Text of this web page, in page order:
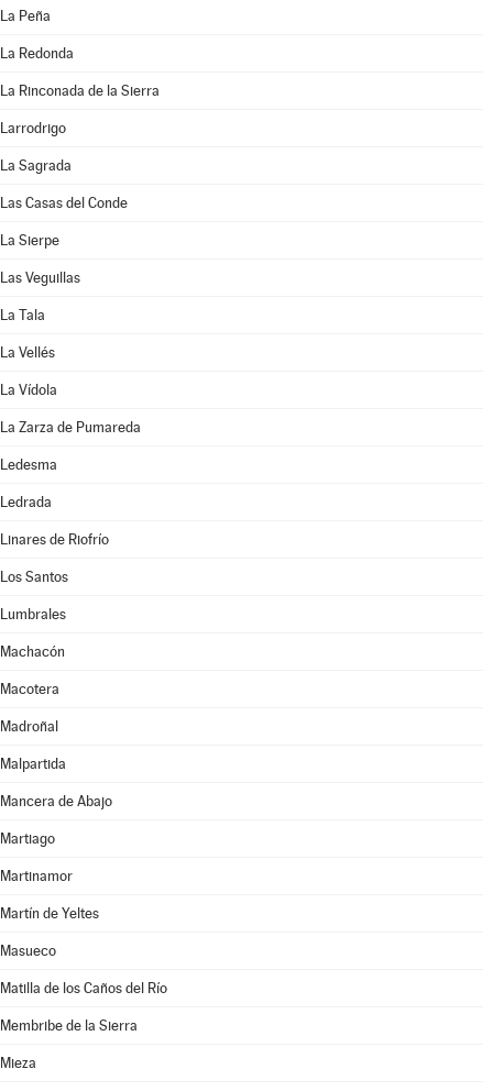
La Peña
La Redonda
La Rinconada de la Sierra
Larrodrigo
La Sagrada
Las Casas del Conde
La Sierpe
Las Veguillas
La Tala
La Vellés
La Vídola
La Zarza de Pumareda
Ledesma
Ledrada
Linares de Riofrío
Los Santos
Lumbrales
Machacón
Macotera
Madroñal
Malpartida
Mancera de Abajo
Martiago
Martinamor
Martín de Yeltes
Masueco
Matilla de los Caños del Río
Membribe de la Sierra
Mieza